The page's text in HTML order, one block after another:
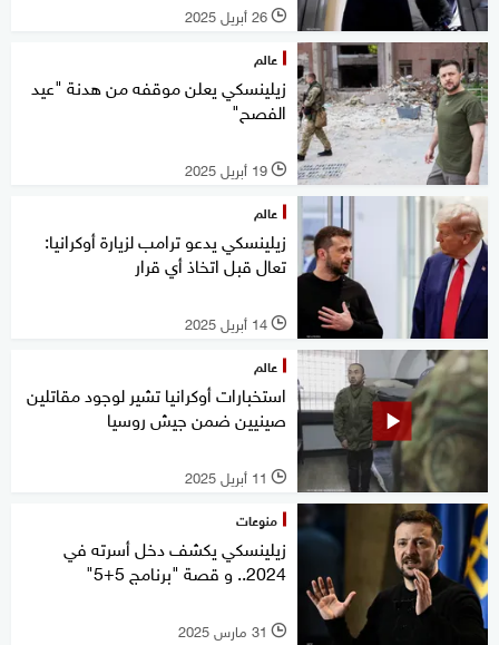
l 26 أبريل 2025
عالم
زيلينسكي يعلن موقفه من هدنة "عيد
الفصح"
l 19 أبريل 2025
عالم
زيلينسكي يدعو ترامب لزيارة أوكرانيا:
تعال قبل اتخاذ أي قرار
l 14 أبريل 2025
عالم
استخبارات أوكرانيا تشير لوجود مقاتلين
صينيين ضمن جيش روسيا
l 11 أبريل 2025
منوعات
زيلينسكي يكشف دخل أسرته في
2024.. و قصة "برنامج 5+5"
l 31 مارس 2025